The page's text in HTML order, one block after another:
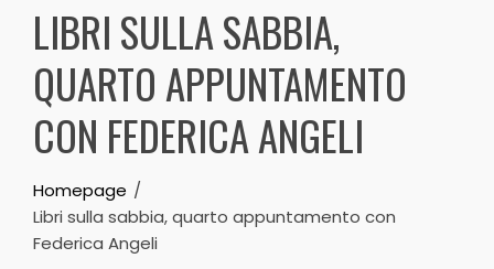
LIBRI SULLA SABBIA,
QUARTO APPUNTAMENTO
CON FEDERICA ANGELI
Homepage
Libri sulla sabbia, quarto appuntamento con
Federica Angeli